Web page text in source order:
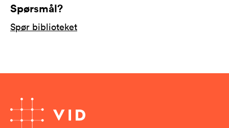
Spørsmål?
Spør biblioteket